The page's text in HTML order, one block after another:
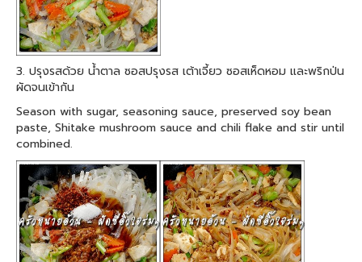
3. ปรุงรสด้วย น้ำตาล ซอสปรุงรส เต้าเจี้ยว ซอสเห็ดหอม และพริกป่น
ผัดจนเข้ากัน
Season with sugar, seasoning sauce, preserved soy bean
paste, Shitake mushroom sauce and chili flake and stir until
combined.